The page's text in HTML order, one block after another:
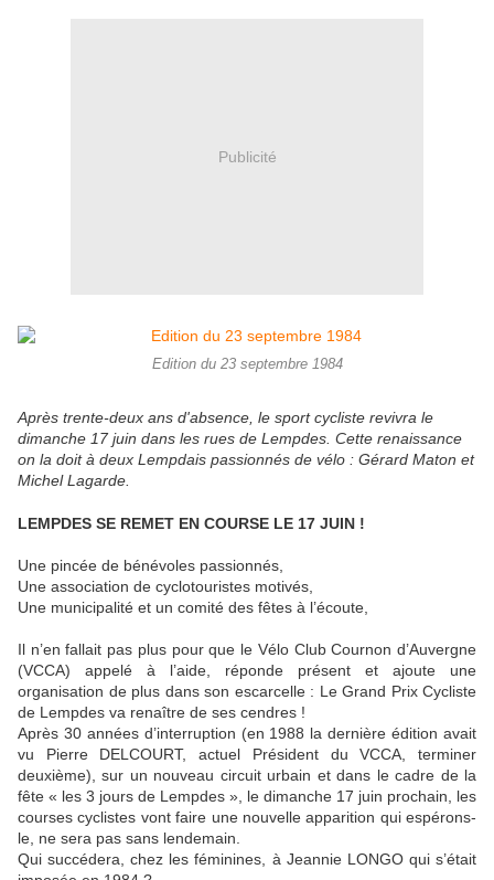
Publicité
Edition du 23 septembre 1984
Après trente-deux ans d'absence, le sport cycliste revivra le
dimanche 17 juin dans les rues de Lempdes. Cette renaissance
on la doit à deux Lempdais passionnés de vélo : Gérard Maton et
Michel Lagarde.
LEMPDES SE REMET EN COURSE LE 17 JUIN !
Une pincée de bénévoles passionnés,
Une association de cyclotouristes motivés,
Une municipalité et un comité des fêtes à l’écoute,
Il n’en fallait pas plus pour que le Vélo Club Cournon d’Auvergne
(VCCA) appelé à l’aide, réponde présent et ajoute une
organisation de plus dans son escarcelle : Le Grand Prix Cycliste
de Lempdes va renaître de ses cendres !
Après 30 années d’interruption (en 1988 la dernière édition avait
vu Pierre DELCOURT, actuel Président du VCCA, terminer
deuxième), sur un nouveau circuit urbain et dans le cadre de la
fête « les 3 jours de Lempdes », le dimanche 17 juin prochain, les
courses cyclistes vont faire une nouvelle apparition qui espérons-
le, ne sera pas sans lendemain.
Qui succédera, chez les féminines, à Jeannie LONGO qui s’était